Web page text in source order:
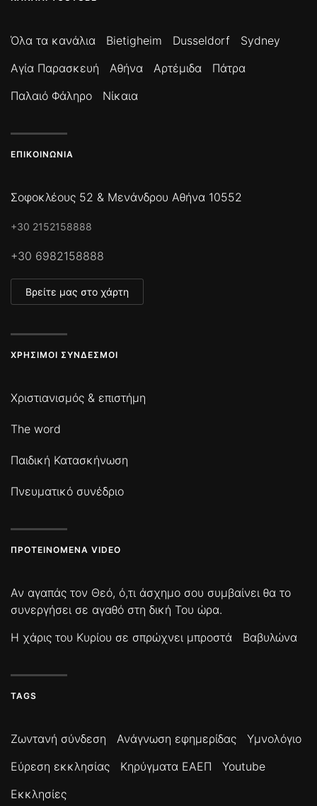
Όλα τα κανάλια Bietigheim Dusseldorf
Sydney
Αγία Παρασκευή
Αθήνα Αρτέμιδα
Πάτρα
Παλαιό Φάληρο
Νίκαια
ΕΠΙΚΟΙΝΩΝΊΑ
Σοφοκλέους 52 & Μενάνδρου Αθήνα 10552
+30 2152158888
+30 6982158888
Βρείτε μας στο χάρτη
ΧΡΉΣΙΜΟΙ ΣΎΝΔΕΣΜΟΙ
Χριστιανισμός & επιστήμη
The word
Παιδική Κατασκήνωση
Πνευματικό συνέδριο
ΠΡΟΤΕΙΝΌΜΕΝΑ VIDEO
Αν αγαπάς τον Θεό, ό,τι άσχημο σου συμβαίνει θα το
συνεργήσει σε αγαθό στη δική Του ώρα.
Η χάρις του Κυρίου σε σπρώχνει μπροστά
Βαβυλώνα
TAGS
Ζωντανή σύνδεση Ανάγνωση εφημερίδας
Υμνολόγιο
Εύρεση εκκλησίας
Κηρύγματα ΕΑΕΠ
Youtube
Εκκλησίες